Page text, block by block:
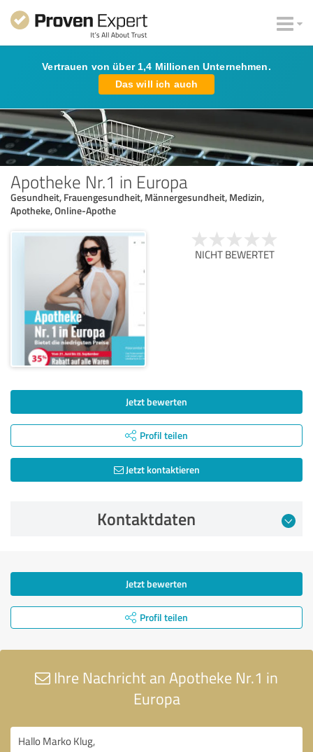
Vertrauen von über 1,4 Millionen Unternehmen.
Das will ich auch
Apotheke Nr.1 in Europa
Gesundheit, Frauengesundheit, Männergesundheit, Medizin,
Apotheke, Online-Apothe
NICHT BEWERTET
Jetzt bewerten
Profil teilen
Jetzt kontaktieren
Kontaktdaten
Jetzt bewerten
Profil teilen
Ihre Nachricht an Apotheke Nr.1 in
Europa